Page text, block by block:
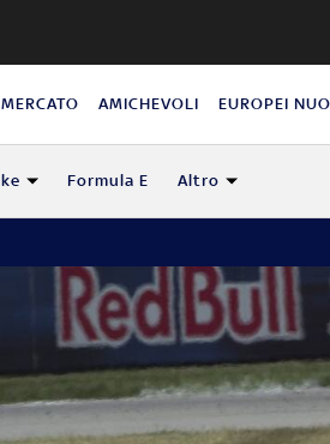
MERCATO AMICHEVOLI EUROPEI
Formula E Altro